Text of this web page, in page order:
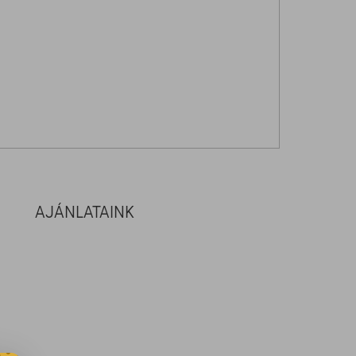
AJÁNLATAINK